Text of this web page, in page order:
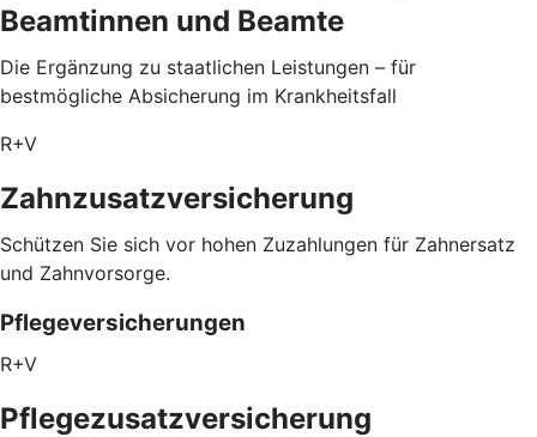
Beamtinnen und Beamte
Die Ergänzung zu staatlichen Leistungen – für
bestmögliche Absicherung im Krankheitsfall
R+V
Zahnzusatzversicherung
Schützen Sie sich vor hohen Zuzahlungen für Zahnersatz
und Zahnvorsorge.
Pflegeversicherungen
R+V
Pflegezusatz­versicherung